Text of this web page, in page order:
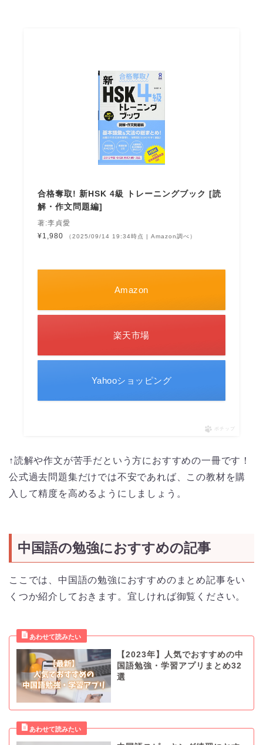
合格奪取! 新HSK 4級 トレーニングブック [読
解・作文問題編]
著:李貞愛
¥1,980
（2025/09/14 19:34時点 | Amazon調べ）
Amazon
楽天市場
Yahooショッピング
ポチップ
↑読解や作文が苦手だという方におすすめの一冊です！
公式過去問題集だけでは不安であれば、この教材を購
入して精度を高めるようにしましょう。
中国語の勉強におすすめの記事
ここでは、中国語の勉強におすすめのまとめ記事をい
くつか紹介しておきます。宜しければ御覧ください。
【2023年】人気でおすすめの中
国語勉強・学習アプリまとめ32
選